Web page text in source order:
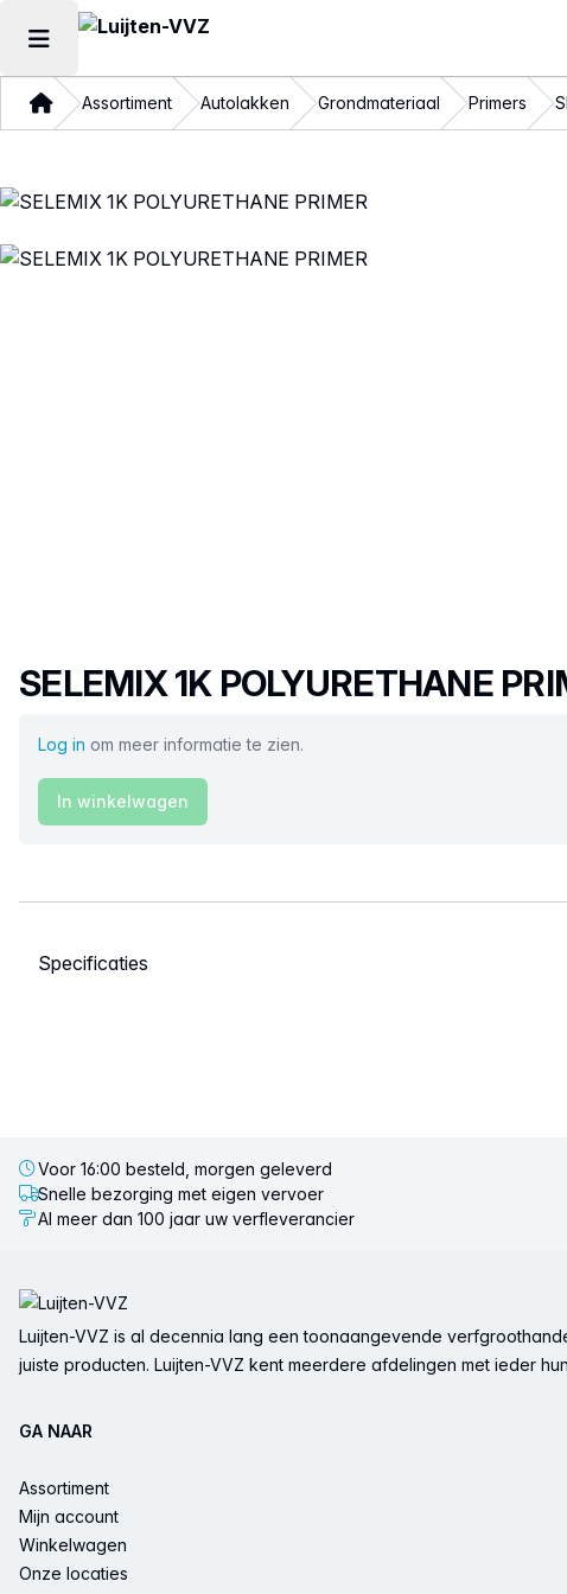
Hoofdmenu openen
ThuisAssortiment Autolakken Grondmateriaal Primers
Productnaam
SELEMIX 1K POLYURETHANE
Log in om meer informatie te zien.
In winkelwagen
Selecteer een tabblad
Voor 16:00 besteld, morgen geleverd
Snelle bezorging met eigen vervoer
Al meer dan 100 jaar uw verfleverancier
Luijten-VVZ is al decennia lang een toonaangevende
juiste producten. Luijten-VVZ kent meerdere afdelingen met ieder
GA NAAR
Assortiment
Mijn account
Winkelwagen
Onze locaties